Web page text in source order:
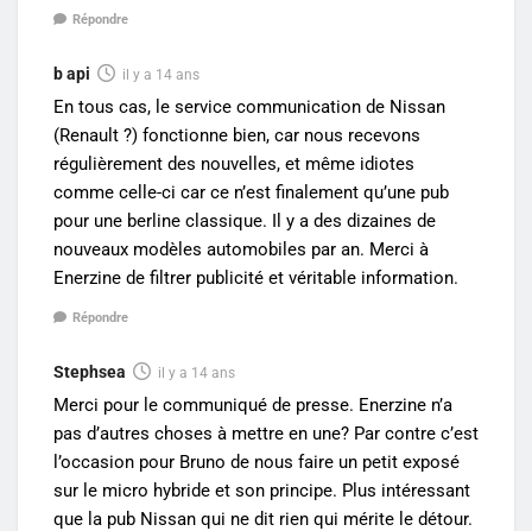
Répondre
b api il y a 14 ans
En tous cas, le service communication de Nissan
(Renault ?) fonctionne bien, car nous recevons
régulièrement des nouvelles, et même idiotes
comme celle-ci car ce n’est finalement qu’une pub
pour une berline classique. Il y a des dizaines de
nouveaux modèles automobiles par an. Merci à
Enerzine de filtrer publicité et véritable information.
Répondre
Stephsea il y a 14 ans
Merci pour le communiqué de presse. Enerzine n’a
pas d’autres choses à mettre en une? Par contre c’est
l’occasion pour Bruno de nous faire un petit exposé
sur le micro hybride et son principe. Plus intéressant
que la pub Nissan qui ne dit rien qui mérite le détour.